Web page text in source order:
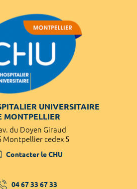
UNIVERSITAIRE
MONTPELLIER
du Doyen Giraud
Montpellier cedex 5
Contacter le CHU
04 67 33 67 33